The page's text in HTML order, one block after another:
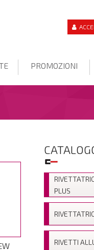
PROMOZIONI
PLUS
RIVETTI